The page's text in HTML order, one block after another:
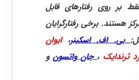
فقط بر روی رفتارهای قابل
هستند. برخی رفتارگرایان
بی. اف. اسکینر، ایوان
ثرندایک ، جان واتسونو